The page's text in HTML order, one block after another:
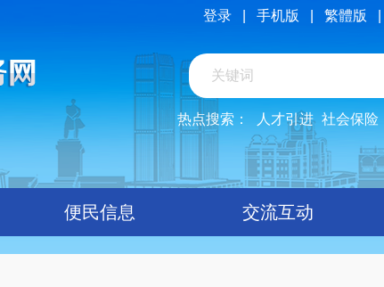
登录 手机版 繁體版
热点搜索： 人才引进 社会保险
便民信息 交流互动